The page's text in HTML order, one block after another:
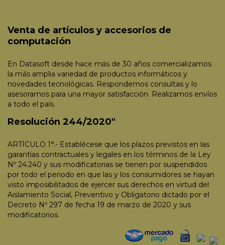
Venta de artículos y accesorios de
computación
En Datasoft desde hace más de 30 años comercializamos
la más amplia variedad de productos informáticos y
novedades tecnológicas. Respondemos consultas y lo
asesoramos para una mayor satisfacción. Realizamos envíos
a todo el país.
Resolución 244/2020"
ARTÍCULO 1°.- Establécese que los plazos previstos en las
garantías contractuales y legales en los términos de la Ley
Nº 24.240 y sus modificatorias se tienen por suspendidos
por todo el periodo en que las y los consumidores se hayan
visto imposibilitados de ejercer sus derechos en virtud del
Aislamiento Social, Preventivo y Obligatorio dictado por el
Decreto Nº 297 de fecha 19 de marzo de 2020 y sus
modificatorios.